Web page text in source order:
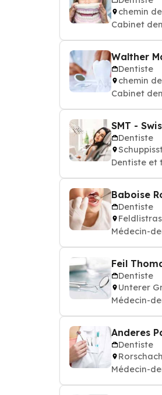
chemin
Cabinet
Walther
Dentiste
chemin
Cabinet
SMT -
Dentiste
Dentiste et
Baboise
Dentiste
Médecin-
Feil
Dentiste
Unterer
Médecin-
Anderes
Dentiste
Médecin-